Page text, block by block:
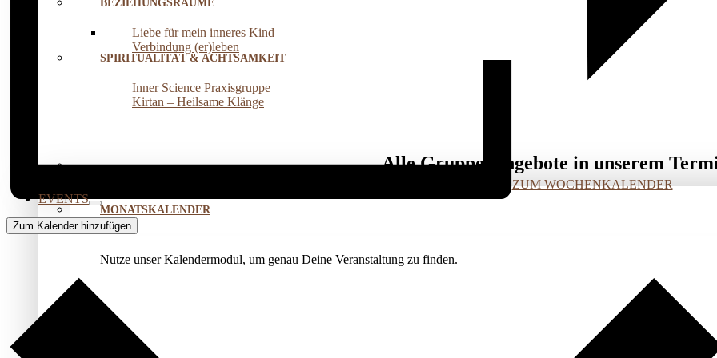
BEZIEHUNGSRÄUME
Liebe für mein inneres Kind
Verbindung (er)leben
SPIRITUALITÄT & ACHTSAMKEIT
Inner Science Praxisgruppe
Kirtan – Heilsame Klänge
Alle Gruppenangebote in unserem
ZUM WOCHENKALENDER
EVENTS
MONATSKALENDER
Nutze unser Kalendermodul, um genau Deine Veranstaltung zu finden.
Zum Kalender hinzufügen